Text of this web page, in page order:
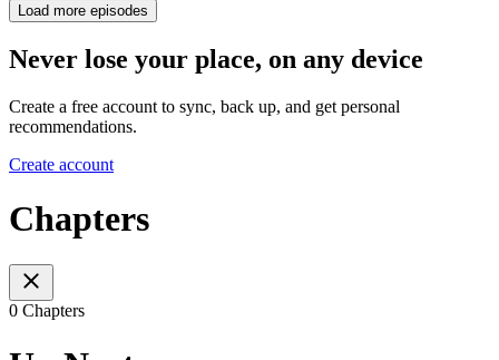
Load more episodes
Never lose your place, on any device
Create a free account to sync, back up, and get personal
recommendations.
Create account
Chapters
0 Chapters